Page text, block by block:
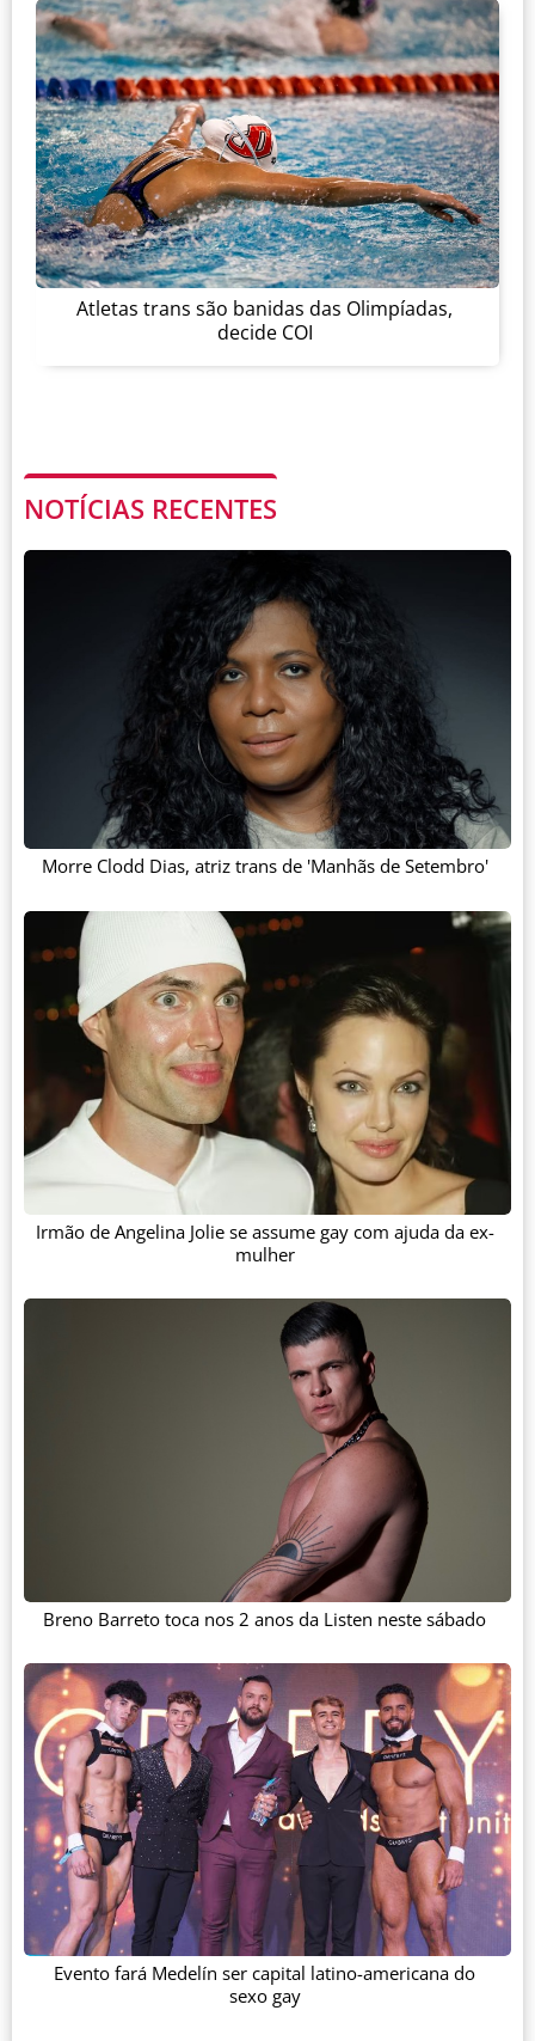
Atletas trans são banidas das Olimpíadas,
decide COI
NOTÍCIAS RECENTES
Morre Clodd Dias, atriz trans de 'Manhãs de Setembro'
Irmão de Angelina Jolie se assume gay com ajuda da ex-
mulher
Breno Barreto toca nos 2 anos da Listen neste sábado
Evento fará Medelín ser capital latino-americana do
sexo gay